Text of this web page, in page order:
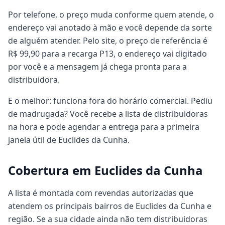
Por telefone, o preço muda conforme quem atende, o
endereço vai anotado à mão e você depende da sorte
de alguém atender. Pelo site, o preço de referência é
R$ 99,90 para a recarga P13, o endereço vai digitado
por você e a mensagem já chega pronta para a
distribuidora.
E o melhor: funciona fora do horário comercial. Pediu
de madrugada? Você recebe a lista de distribuidoras
na hora e pode agendar a entrega para a primeira
janela útil de Euclides da Cunha.
Cobertura em Euclides da Cunha
A lista é montada com revendas autorizadas que
atendem os principais bairros de Euclides da Cunha e
região. Se a sua cidade ainda não tem distribuidoras